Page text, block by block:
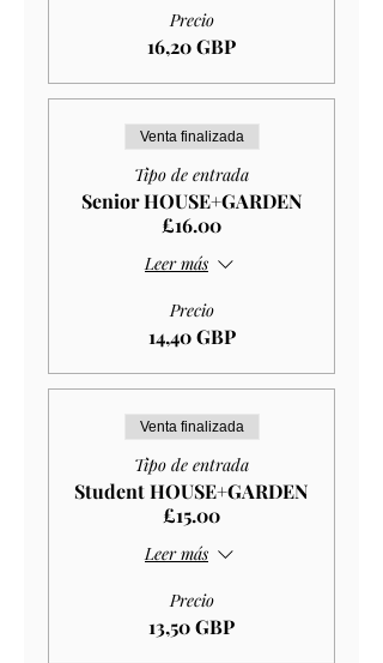
Precio
16,20 GBP
Venta finalizada
Tipo de entrada
Senior HOUSE+GARDEN
£16.00
Leer más
Precio
14,40 GBP
Venta finalizada
Tipo de entrada
Student HOUSE+GARDEN
£15.00
Leer más
Precio
13,50 GBP